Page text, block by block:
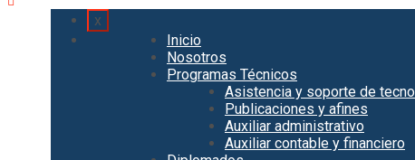
x
Inicio
Nosotros
Programas Técnicos
Asistencia y soporte de
Publicaciones y afines
Auxiliar administrativo
Auxiliar contable y financiero